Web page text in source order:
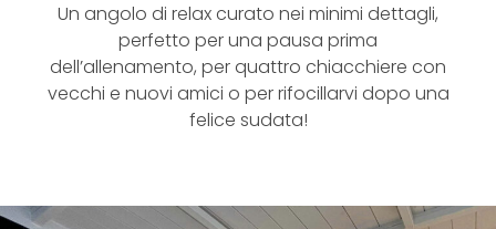
Un angolo di relax curato nei minimi dettagli,
perfetto per una pausa prima
dell’allenamento, per quattro chiacchiere con
vecchi e nuovi amici o per rifocillarvi dopo una
felice sudata!